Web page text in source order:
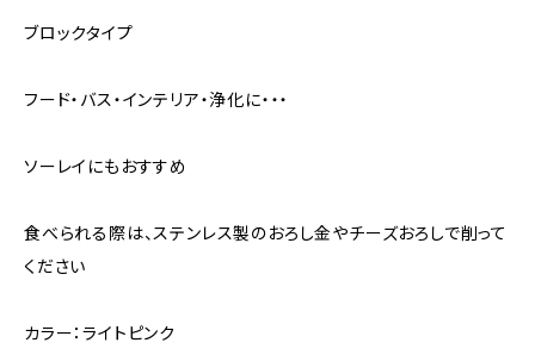
ブロックタイプ
フード・バス・インテリア・浄化に・・・
ソーレイにもおすすめ
食べられる際は、ステンレス製のおろし金やチーズおろしで削って
ください
カラー：ライトピンク